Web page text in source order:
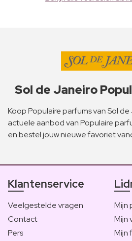
Sol de Janeiro
Koop Populaire parfums van Sol
actuele aanbod van Populaire
en bestel jouw nieuwe favoriet
Klantenservice
Veelgestelde vragen
Contact
Pers
Mijn
Mijn
Mijn